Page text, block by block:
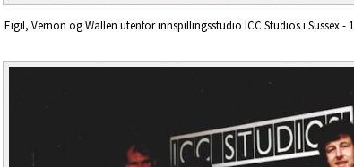
Eigil, Vernon og Wallen utenfor innspillingsstudio ICC Studios i Sussex -